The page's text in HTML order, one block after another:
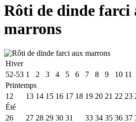
Rôti de dinde farci
marrons
Hiver
52-53 1 2 3 4 5 6 7 8 9 10 11
Printemps
12
13 14 15 16 17 18 19 20 21 22 23
Été
26
27 28 29 30 31 33 34 35 36 37